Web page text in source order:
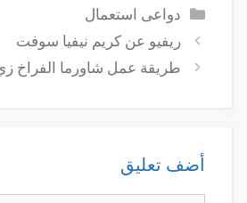
التصنيفات
دواعى استعمال
ريفيو عن كريم نيفيا سوفت
طريقة عمل شاورما الفراخ
أضف تعليق